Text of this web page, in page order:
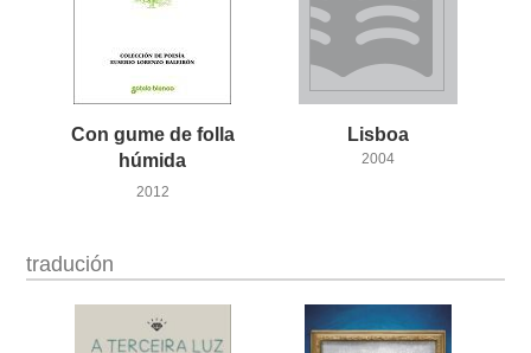
Con gume de folla
húmida
2012
Lisboa
2004
tradución